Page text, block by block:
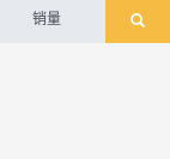
销量